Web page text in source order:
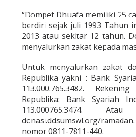
“Dompet Dhuafa memiliki 25
berdiri sejak juli 1993 Tahun
2013 atau sekitar 12 tahun.
menyalurkan zakat kepada
Untuk menyalurkan zakat
Republika yakni : Bank
113.000.765.3482.
Republika: Bank Syariah
113.000765.3474.
donasi.ddsumswl.org/
nomor 0811-7811-440.